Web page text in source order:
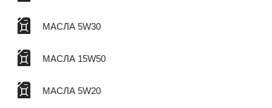
МАСЛА 5W30
МАСЛА 15W50
МАСЛА 5W20